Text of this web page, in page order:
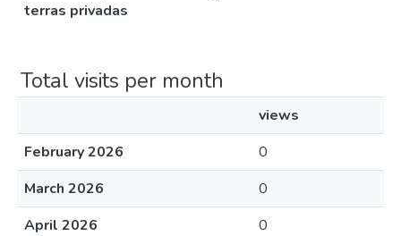
terras privadas
Total visits per month
views
February 2026
0
March 2026
0
April 2026
0